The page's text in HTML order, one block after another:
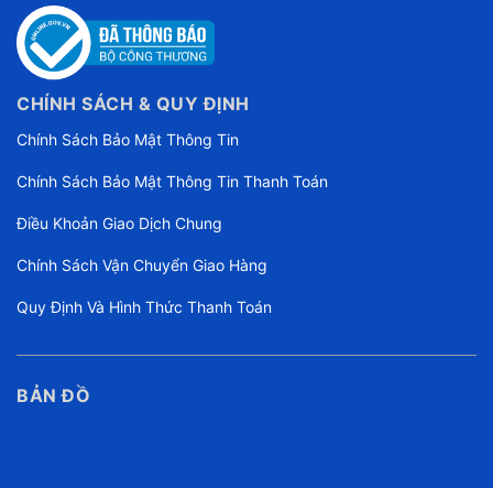
CHÍNH SÁCH & QUY ĐỊNH
Chính Sách Bảo Mật Thông Tin
Chính Sách Bảo Mật Thông Tin Thanh Toán
Điều Khoản Giao Dịch Chung
Chính Sách Vận Chuyển Giao Hàng
Quy Định Và Hình Thức Thanh Toán
BẢN ĐỒ